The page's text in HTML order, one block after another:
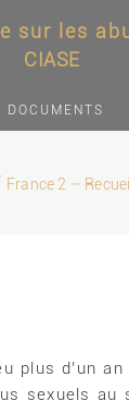
sur les
CIASE
DOCUMENTS
France 2 –
plus d’un
sexuels au